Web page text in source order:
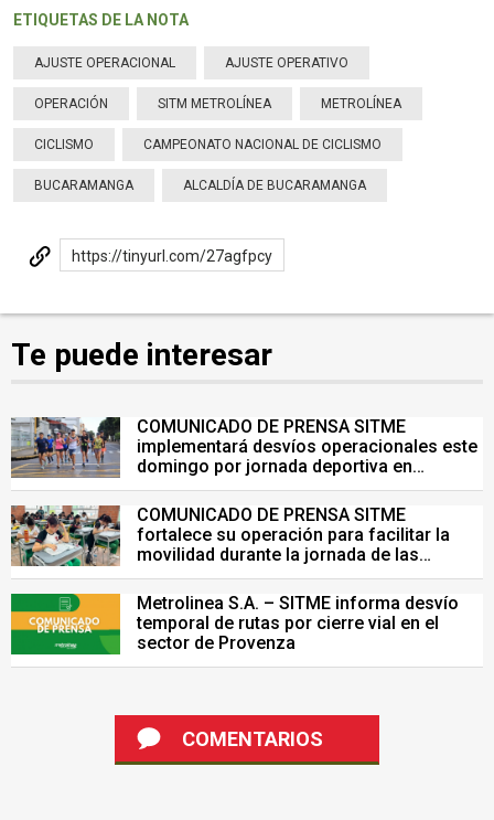
ETIQUETAS DE LA NOTA
AJUSTE OPERACIONAL AJUSTE OPERATIVO
OPERACIÓN SITM METROLÍNEA METROLÍNEA
CICLISMO CAMPEONATO NACIONAL DE CICLISMO
BUCARAMANGA ALCALDÍA DE BUCARAMANGA
https://tinyurl.com/27agfpcy
Te puede interesar
COMUNICADO DE PRENSA SITME
implementará desvíos operacionales este
domingo por jornada deportiva en
Bucaramanga
COMUNICADO DE PRENSA SITME
fortalece su operación para facilitar la
movilidad durante la jornada de las
Pruebas Saber del 26 de julio
Metrolinea S.A. – SITME informa desvío
temporal de rutas por cierre vial en el
sector de Provenza
COMENTARIOS